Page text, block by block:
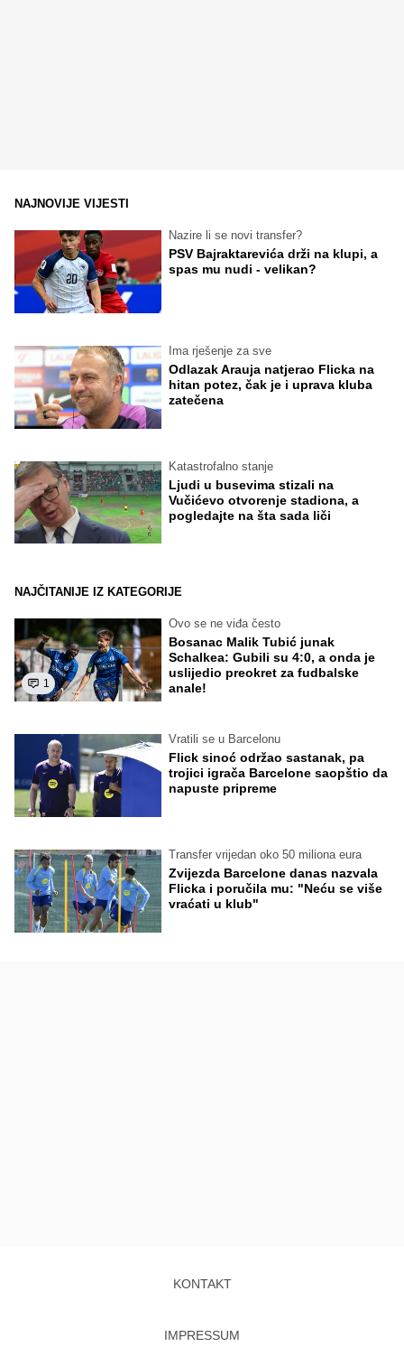
NAJNOVIJE VIJESTI
Nazire li se novi transfer?
PSV Bajraktarevića drži na klupi, a
spas mu nudi - velikan?
Ima rješenje za sve
Odlazak Arauja natjerao Flicka na
hitan potez, čak je i uprava kluba
zatečena
Katastrofalno stanje
Ljudi u busevima stizali na
Vučićevo otvorenje stadiona, a
pogledajte na šta sada liči
NAJČITANIJE IZ KATEGORIJE
1
Ovo se ne viđa često
Bosanac Malik Tubić junak
Schalkea: Gubili su 4:0, a onda je
uslijedio preokret za fudbalske
anale!
Vratili se u Barcelonu
Flick sinoć održao sastanak, pa
trojici igrača Barcelone saopštio da
napuste pripreme
Transfer vrijedan oko 50 miliona eura
Zvijezda Barcelone danas nazvala
Flicka i poručila mu: "Neću se više
vraćati u klub"
KONTAKT
IMPRESSUM